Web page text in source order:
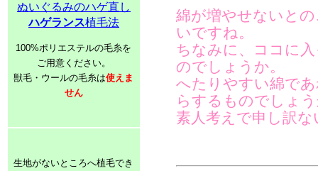
ぬいぐるみのハゲ直し
ハゲランス植毛法
100%ポリエステルの毛糸を
ご用意ください。
獣毛・ウールの毛糸は使えま
せん
生地がないところへ植毛でき
綿が増やせないと
いですね。
ちなみに、ココに
のでしょうか。
へたりやすい綿で
らするものでしょ
素人考えで申し訳